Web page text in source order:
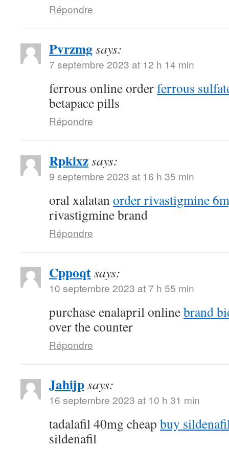
Répondre
Pvrzmgsays:
7 septembre 2023 at 12 h 14 min
ferrous online orderferrous
betapace pills
Répondre
Rpkixzsays:
9 septembre 2023 at 16 h 35 min
oral xalatanorder rivastigmine
rivastigmine brand
Répondre
Cppoqtsays:
10 septembre 2023 at 7 h 55 min
purchase enalapril onlinebrand
over the counter
Répondre
Jahijpsays:
16 septembre 2023 at 10 h 31 min
tadalafil 40mg cheap buy
sildenafil